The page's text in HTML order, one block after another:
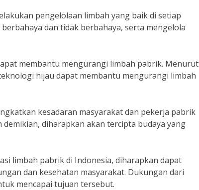
pengelolaan limbah yang baik di setiap
dan tidak berbahaya, serta mengelola
membantu mengurangi limbah pabrik. Menurut
hijau dapat membantu mengurangi limbah
kesadaran masyarakat dan pekerja pabrik
diharapkan akan tercipta budaya yang
limbah pabrik di Indonesia, diharapkan dapat
dan kesehatan masyarakat. Dukungan dari
mencapai tujuan tersebut.